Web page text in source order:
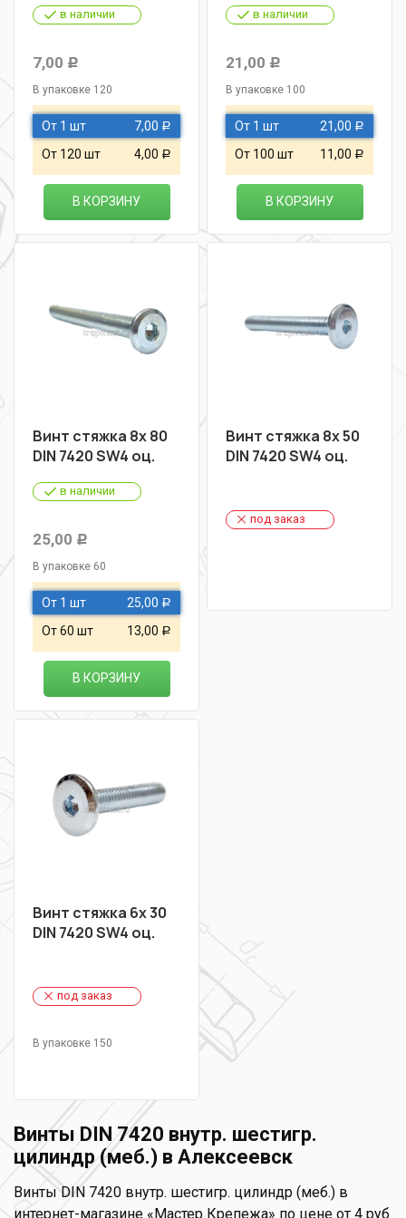
в наличии
7,00 Р
В упаковке 120
От 1 шт 7,00 Р
От 120 шт 4,00 Р
В КОРЗИНУ
в наличии
21,00 Р
В упаковке 100
От 1 шт 21,00 Р
От 100 шт 11,00 Р
В КОРЗИНУ
Винт стяжка 8х 80
DIN 7420 SW4 оц.
в наличии
25,00 Р
В упаковке 60
От 1 шт 25,00 Р
От 60 шт 13,00 Р
В КОРЗИНУ
Винт стяжка 8х 50
DIN 7420 SW4 оц.
под заказ
Винт стяжка 6х 30
DIN 7420 SW4 оц.
под заказ
В упаковке 150
Винты DIN 7420 внутр. шестигр.
цилиндр (меб.) в Алексеевск
Винты DIN 7420 внутр. шестигр. цилиндр (меб.) в
интернет-магазине «Мастер Крепежа» по цене от 4 руб